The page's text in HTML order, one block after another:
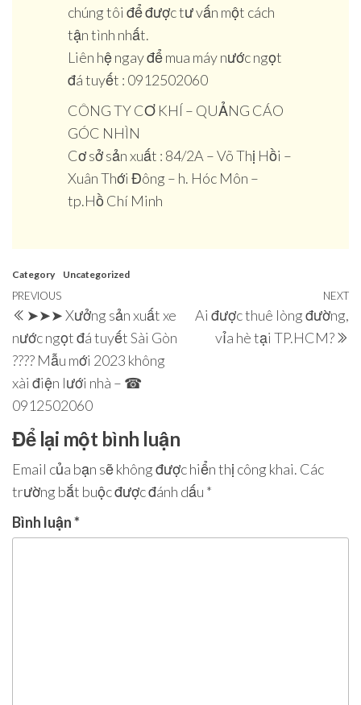
chúng tôi để được tư vấn một cách
tận tình nhất.
Liên hệ ngay để mua máy nước ngọt
đá tuyết : 0912502060
CÔNG TY CƠ KHÍ – QUẢNG CÁO
GÓC NHÌN
Cơ sở sản xuất : 84/2A – Võ Thị Hồi –
Xuân Thới Đông – h. Hóc Môn –
tp.Hồ Chí Minh
Category Uncategorized
Điều
hướng
bài
viết
Previous
Post
PREVIOUS
➤➤➤ Xưởng sản xuất xe
nước ngọt đá tuyết Sài Gòn
???? Mẫu mới 2023 không
xài điện lưới nhà – ☎
0912502060
NEXT
Ai được thuê lòng đường,
vỉa hè tại TP.HCM?
Để lại một bình luận
Email của bạn sẽ không được hiển thị công khai. Các
trường bắt buộc được đánh dấu *
Bình luận*